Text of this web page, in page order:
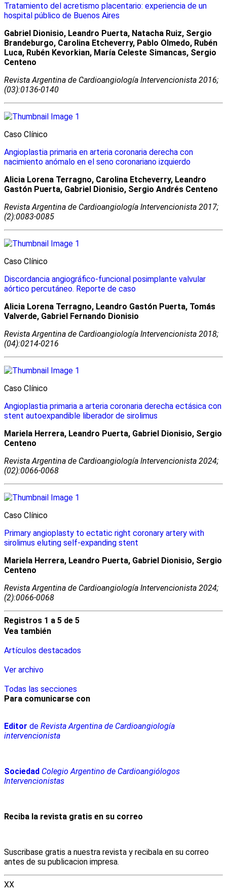
Tratamiento del acretismo placentario: experiencia de un
hospital público de Buenos Aires
Gabriel Dionisio, Leandro Puerta, Natacha Ruiz, Sergio
Brandeburgo, Carolina Etcheverry, Pablo Olmedo, Rubén
Luca, Rubén Kevorkian, María Celeste Simancas, Sergio
Centeno
Revista Argentina de Cardioangiologí­a Intervencionista 2016;
(03):0136-0140
Caso Clínico
Angioplastia primaria en arteria coronaria derecha con
nacimiento anómalo en el seno coronariano izquierdo
Alicia Lorena Terragno, Carolina Etcheverry, Leandro
Gastón Puerta, Gabriel Dionisio, Sergio Andrés Centeno
Revista Argentina de Cardioangiologí­a Intervencionista 2017;
(2):0083-0085
Caso Clínico
Discordancia angiográfico-funcional posimplante valvular
aórtico percutáneo. Reporte de caso
Alicia Lorena Terragno, Leandro Gastón Puerta, Tomás
Valverde, Gabriel Fernando Dionisio
Revista Argentina de Cardioangiologí­a Intervencionista 2018;
(04):0214-0216
Caso Clínico
Angioplastia primaria a arteria coronaria derecha ectásica con
stent autoexpandible liberador de sirolimus
Mariela Herrera, Leandro Puerta, Gabriel Dionisio, Sergio
Centeno
Revista Argentina de Cardioangiologí­a Intervencionista 2024;
(02):0066-0068
Caso Clínico
Primary angioplasty to ectatic right coronary artery with
sirolimus eluting self-expanding stent
Mariela Herrera, Leandro Puerta, Gabriel Dionisio, Sergio
Centeno
Revista Argentina de Cardioangiologí­a Intervencionista 2024;
(2):0066-0068
Registros 1 a 5 de 5
Vea también
Artículos destacados
Ver archivo
Todas las secciones
Para comunicarse con
Editor de Revista Argentina de Cardioangiología
intervencionista
Sociedad Colegio Argentino de Cardioangiólogos
Intervencionistas
Reciba la revista gratis en su correo
Suscribase gratis a nuestra revista y recibala en su correo
antes de su publicacion impresa.
XX